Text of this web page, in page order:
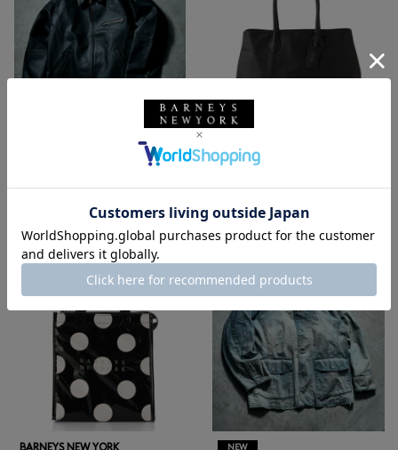
ELLM ホースレザーブルゾン
¥165,000
BARNEYS NEW YORK
レザートートバッグ（M）
¥47,300
colors
BARNEYS NEW YORK
NEW